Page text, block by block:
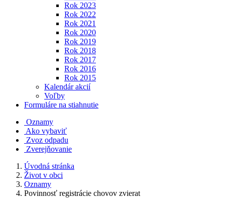
Rok 2023
Rok 2022
Rok 2021
Rok 2020
Rok 2019
Rok 2018
Rok 2017
Rok 2016
Rok 2015
Kalendár akcií
Voľby
Formuláre na stiahnutie
Oznamy
Ako vybaviť
Zvoz odpadu
Zverejňovanie
Úvodná stránka
Život v obci
Oznamy
Povinnosť registrácie chovov zvierat